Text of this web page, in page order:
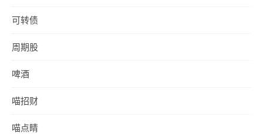
可转债
周期股
啤酒
喵招财
喵点睛